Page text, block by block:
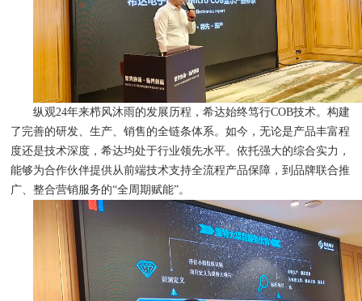
纵观24年来栉风沐雨的发展历程，希达始终笃行COB技术。构建
了完善的研发、生产、销售的全链条体系。如今，无论是产品丰富程
度还是技术深度，希达均处于行业领先水平。依托强大的综合实力，
能够为合作伙伴提供从前端技术支持全流程产品保障，到品牌联合推
广、整合营销服务的“全周期赋能”。